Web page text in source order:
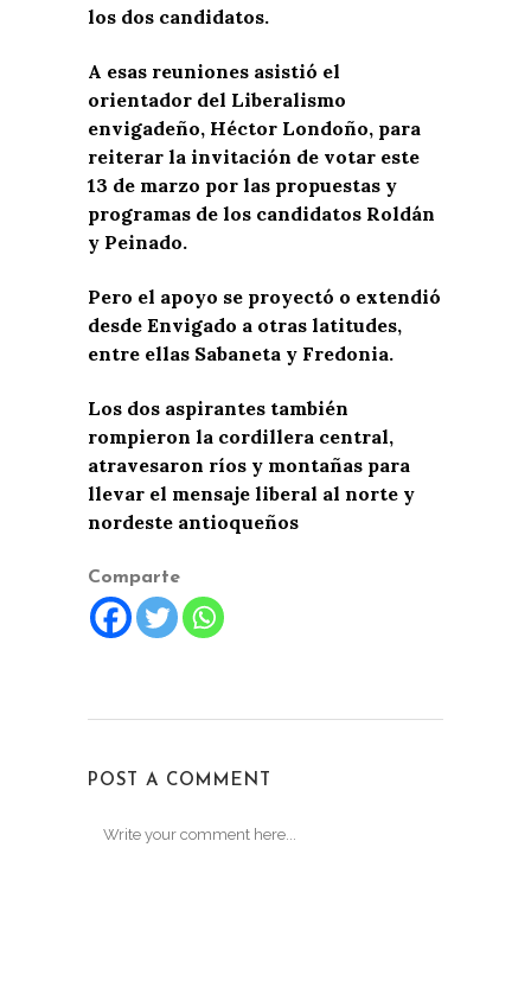
los dos candidatos.
A esas reuniones asistió el
orientador del Liberalismo
envigadeño, Héctor Londoño, para
reiterar la invitación de votar este
13 de marzo por las propuestas y
programas de los candidatos Roldán
y Peinado.
Pero el apoyo se proyectó o extendió
desde Envigado a otras latitudes,
entre ellas Sabaneta y Fredonia.
Los dos aspirantes también
rompieron la cordillera central,
atravesaron ríos y montañas para
llevar el mensaje liberal al norte y
nordeste antioqueños
Comparte
POST A COMMENT